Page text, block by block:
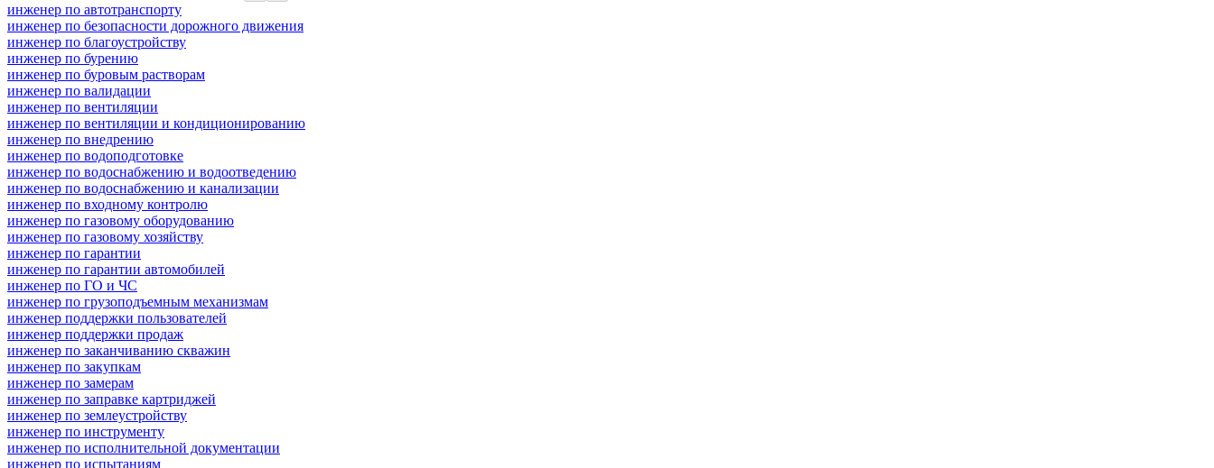
инженер по автотранспорту
инженер по безопасности дорожного движения
инженер по благоустройству
инженер по бурению
инженер по буровым растворам
инженер по валидации
инженер по вентиляции
инженер по вентиляции и кондиционированию
инженер по внедрению
инженер по водоподготовке
инженер по водоснабжению и водоотведению
инженер по водоснабжению и канализации
инженер по входному контролю
инженер по газовому оборудованию
инженер по газовому хозяйству
инженер по гарантии
инженер по гарантии автомобилей
инженер по ГО и ЧС
инженер по грузоподъемным механизмам
инженер поддержки пользователей
инженер поддержки продаж
инженер по заканчиванию скважин
инженер по закупкам
инженер по замерам
инженер по заправке картриджей
инженер по землеустройству
инженер по инструменту
инженер по исполнительной документации
инженер по испытаниям